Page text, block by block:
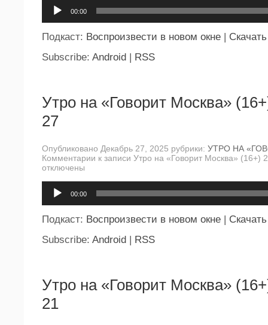
00:00
Подкаст: Воспроизвести в новом окне
Скачать
Subscribe: Android RSS
Утро на «Говорит Москва»
27
Опубликовано Декабрь 27, 2025 рубрики: УТРО НА
Комментарии к записи Утро на «Говорит Москва» (16+)
отключены
00:00
Подкаст: Воспроизвести в новом окне | Скачать
Subscribe: Android | RSS
Утро на «Говорит Москва»
21